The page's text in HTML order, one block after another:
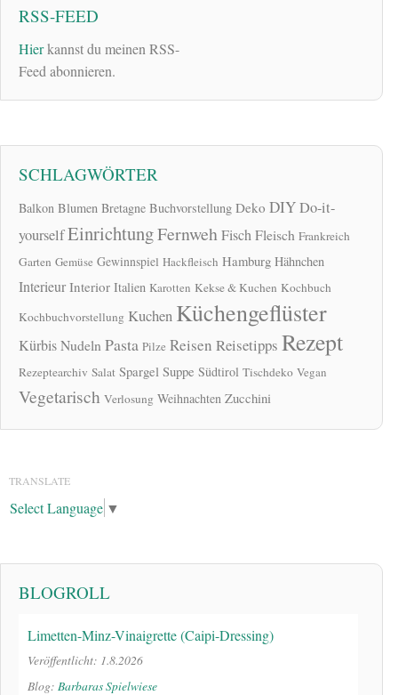
RSS-FEED
Hierkannst du meinen RSS-
Feed abonnieren.
SCHLAGWÖRTER
Balkon Blumen Bretagne Buchvorstellung Deko DIYDo-it-
yourselfEinrichtungFernwehFischFleisch Frankreich
Garten Gemüse Gewinnspiel Hackfleisch Hamburg Hähnchen
Interieur Interior Italien Karotten Kekse & Kuchen Kochbuch
Kochbuchvorstellung Kuchen Küchengeflüster
KürbisNudeln Pasta Pilze Reisen Reisetipps Rezept
Rezeptearchiv Salat Spargel Suppe Südtirol Tischdeko Vegan
Vegetarisch Verlosung Weihnachten Zucchini
TRANSLATE
Select Language ▼
BLOGROLL
Limetten-Minz-Vinaigrette (Caipi-Dressing)
Veröffentlicht: 1.8.2026
Blog: Barbaras Spielwiese